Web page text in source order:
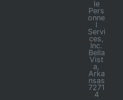
le
Pers
onne
l
Servi
ces,
Inc.
Bella
Vist
a,
Arka
nsas
7271
4